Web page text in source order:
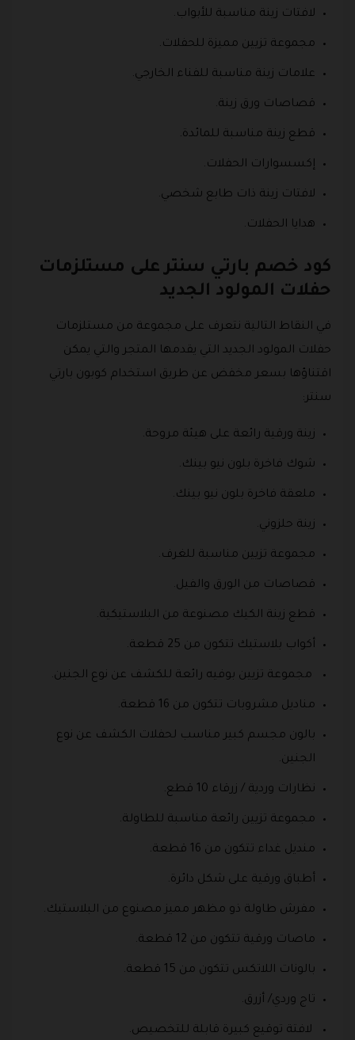
لافتات زينة مناسبة للأبواب.
مجموعة تزيين مميزة للحفلات.
علامات زينة مناسبة للفناء الخارجي.
قصاصات ورق زينة.
قطع زينة مناسبة للمائدة.
إكسسوارات الحفلات.
لافتات زينة ذات طابع شخصي.
هدايا الحفلات.
كود خصم بارتي سنتر على مستلزمات
حفلات المولود الجديد
في النقاط التالية نتعرف على مجموعة من مستلزمات
حفلات المولود الجديد التي يقدمها المتجر والتي يمكن
اقتناؤها بسعر مخفض عن طريق استخدام كوبون بارتي
سنتر:
زينة ورقية رائعة على هيئة مروحة.
شوك فاخرة بلون نيو بينك.
ملعقة فاخرة بلون نيو بينك.
زينة حلزوني.
مجموعة تزيين مناسبة للغرف.
قصاصات من الورق والفيل.
قطع زينة الكيك مصنوعة من البلاستيكية.
أكواب بلاستيك تتكون من 25 قطعة.
مجموعة تزيين بوفيه رائعة للكشف عن نوع الجنين.
مناديل مشروبات تتكون من 16 قطعة.
بالون مجسم كبير مناسب لحفلات الكشف عن نوع
الجنين.
نظارات وردية / زرقاء 10 قطع.
مجموعة تزيين رائعة مناسبة للطاولة.
منديل غداء تتكون من 16 قطعة.
أطباق ورقية على شكل دائرة.
مفرش طاولة ذو مظهر مميز مصنوع من البلاستيك.
ماصات ورقية تتكون من 12 قطعة.
بالونات اللاتكس تتكون من 15 قطعة.
تاج وردي/ أزرق.
لافتة توقيع كبيرة قابلة للتخصيص.